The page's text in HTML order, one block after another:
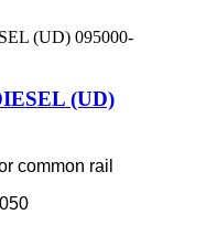
(UD)
common rail